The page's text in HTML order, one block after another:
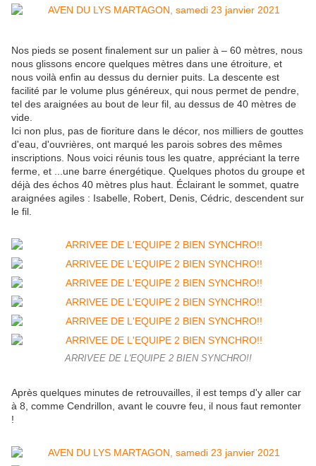
Nos pieds se posent finalement sur un palier à – 60 mètres, nous
nous glissons encore quelques mètres dans une étroiture, et
nous voilà enfin au dessus du dernier puits. La descente est
facilité par le volume plus généreux, qui nous permet de pendre,
tel des araignées au bout de leur fil, au dessus de 40 mètres de
vide.
Ici non plus, pas de fioriture dans le décor, nos milliers de gouttes
d'eau, d'ouvrières, ont marqué les parois sobres des mêmes
inscriptions. Nous voici réunis tous les quatre, appréciant la terre
ferme, et ...une barre énergétique. Quelques photos du groupe et
déjà des échos 40 mètres plus haut. Éclairant le sommet, quatre
araignées agiles : Isabelle, Robert, Denis, Cédric, descendent sur
le fil.
ARRIVEE DE L'EQUIPE 2 BIEN SYNCHRO!!
Après quelques minutes de retrouvailles, il est temps d'y aller car
à 8, comme Cendrillon, avant le couvre feu, il nous faut remonter
!